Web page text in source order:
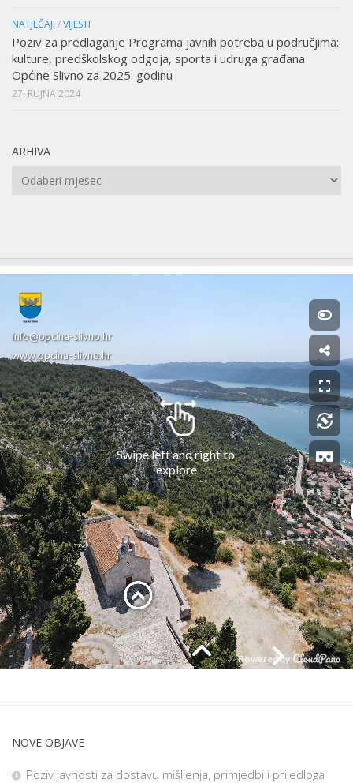
NATJEČAJI /VIJESTI
Poziv za predlaganje Programa javnih potreba u područjima:
kulture, predškolskog odgoja, sporta i udruga građana
Općine Slivno za 2025. godinu
27. RUJNA 2024
ARHIVA
Arhiva
NOVE OBJAVE
Poziv javnosti za dostavu mišljenja, primjedbi i prijedloga